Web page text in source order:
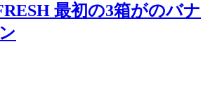
最初の3箱がのバナ